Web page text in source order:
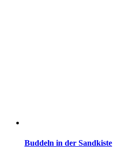
Buddeln in der Sandkiste